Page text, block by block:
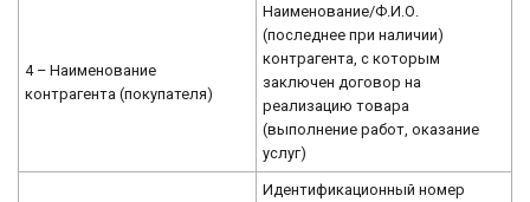
4 – Наименование
контрагента (покупателя)
Наименование/Ф.И.О.
(последнее при наличии)
контрагента, с которым
заключен договор на
реализацию товара
(выполнение работ, оказание
услуг)
Идентификационный номер